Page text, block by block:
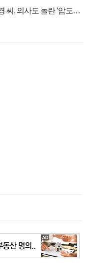
씨, 의사도 놀란 ‘압도적